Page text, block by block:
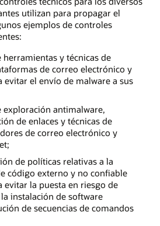
utilizan para propagar el
ejemplos de controles
y técnicas de
de correo electrónico y
evitar el envío de malware a sus
antimalware,
de enlaces y técnicas de
de correo electrónico y
de políticas relativas a la
código externo y no confiable
evitar la puesta en riesgo de
instalación de software
de secuencias de comandos